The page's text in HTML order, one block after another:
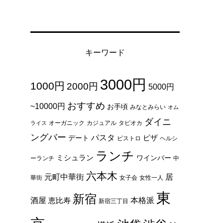
キーワード
1000円 2000円 3000円 5000円
~10000円 おすすめ お手頃 みなとみらい オム
ライス オーガニック カジュアル タピオカ ダイニ
ングバー デート パスタ ビストロ ピザ ヘルシ
ーランチ ミシュラン ランチ ワインバー 中
華街 元町中華街 六本木 女子会 女性一人 居
酒屋 恵比寿 新宿 新宿三丁目 本格派 東